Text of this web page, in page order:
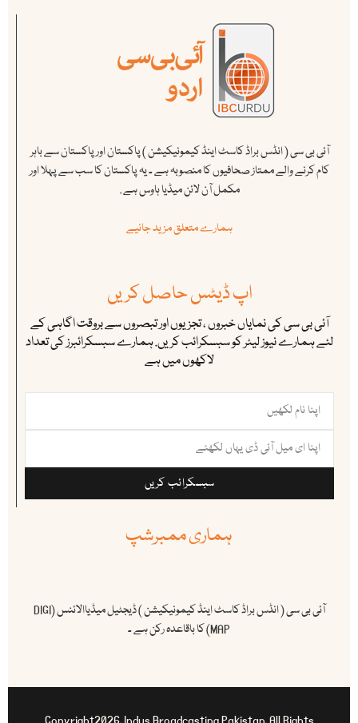
آئی بی سی ( انڈس براڈ کاسٹ اینڈ کیمونیکیشن ) پاکستان اور پاکستان سے باہر
کام کرنے والے ممتاز صحافیوں کا منصوبہ ہے ۔ یہ پاکستان کا سب سے پہلا اور
مکمل آن لائن میڈیا ہاوس ہے .
ہمارے متعلق مزید جانیے
اپ ڈیٹس حاصل کریں
آئی بی سی کی نمایاں خبروں ، تجزیوں اور تبصروں سے بروقت اگاہی کے
لئے ہمارے نیوز لیٹر کو سبسکرائب کریں. ہمارے سبسکرائبرز کی تعداد
لاکھوں میں ہے
سبسکرائب کریں
ہماری ممبرشپ
آئی بی سی ( انڈس براڈ کاسٹ اینڈ کیمونیکیشن ) ڈیجٹیل میڈیاالائنس (DIGI
MAP) کا باقاعدہ رکن ہے ۔